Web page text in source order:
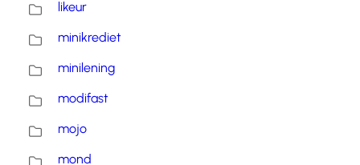
likeur
minikrediet
minilening
modifast
mojo
mond